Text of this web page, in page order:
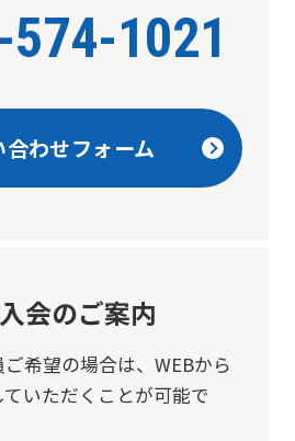
1021
合わせフォーム
会のご案内
希望の場合は、 WEBから
いただくことが可能で
the
top
if
you
automatic
translation
service,
the